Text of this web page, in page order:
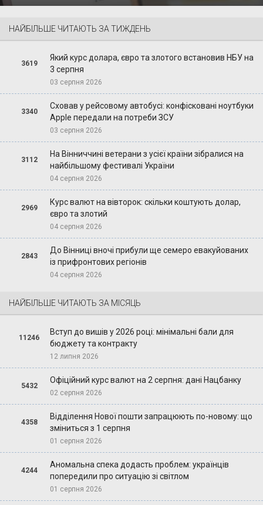
НАЙБІЛЬШЕ ЧИТАЮТЬ ЗА ТИЖДЕНЬ
3619
Який курс долара, євро та злотого встановив НБУ на
3 серпня
03 серпня 2026
3340
Сховав у рейсовому автобусі: конфісковані ноутбуки
Apple передали на потреби ЗСУ
03 серпня 2026
3112
На Вінниччині ветерани з усієї країни зібралися на
найбільшому фестивалі України
04 серпня 2026
2969
Курс валют на вівторок: скільки коштують долар,
євро та злотий
04 серпня 2026
2843
До Вінниці вночі прибули ще семеро евакуйованих
із прифронтових регіонів
04 серпня 2026
НАЙБІЛЬШЕ ЧИТАЮТЬ ЗА МІСЯЦЬ
11246
Вступ до вишів у 2026 році: мінімальні бали для
бюджету та контракту
12 липня 2026
5432
Офіційний курс валют на 2 серпня: дані Нацбанку
02 серпня 2026
4358
Відділення Нової пошти запрацюють по-новому: що
зміниться з 1 серпня
01 серпня 2026
4244
Аномальна спека додасть проблем: українців
попередили про ситуацію зі світлом
01 серпня 2026